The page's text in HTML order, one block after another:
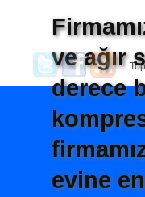
ve ağır
derece
evine